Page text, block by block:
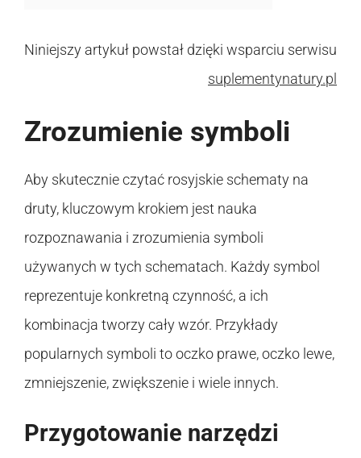
Niniejszy artykuł powstał dzięki wsparciu serwisu
suplementynatury.pl
Zrozumienie symboli
Aby skutecznie czytać rosyjskie schematy na
druty, kluczowym krokiem jest nauka
rozpoznawania i zrozumienia symboli
używanych w tych schematach. Każdy symbol
reprezentuje konkretną czynność, a ich
kombinacja tworzy cały wzór. Przykłady
popularnych symboli to oczko prawe, oczko lewe,
zmniejszenie, zwiększenie i wiele innych.
Przygotowanie narzędzi